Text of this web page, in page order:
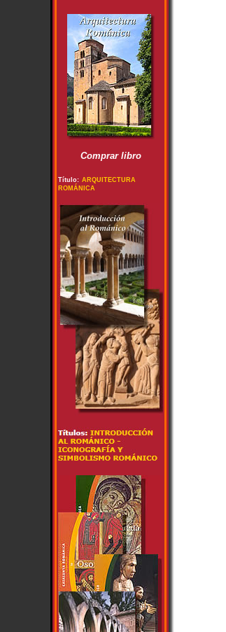
Comprar libro
Título: ARQUITECTURA
ROMÁNICA